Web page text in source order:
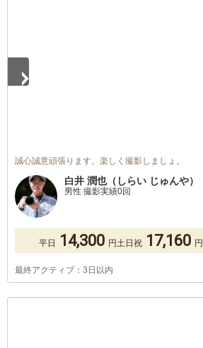
誠心誠意頑張ります。楽しく撮影しましょ。
白井 潤也（しらい じゅんや）
男性 撮影実績0回
平日 14,300 円土日祝 17,160 円
最終アクティブ：3日以内